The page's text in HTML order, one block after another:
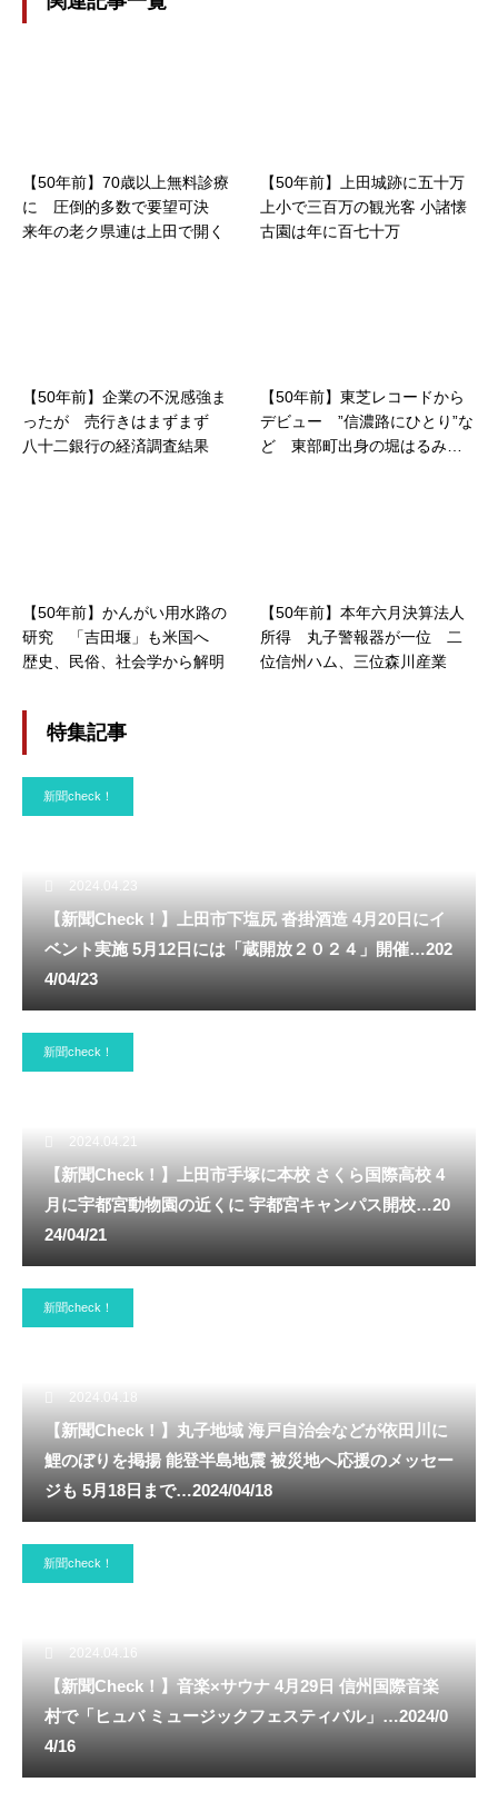
【50年前】70歳以上無料診療
に 圧倒的多数で要望可決
来年の老ク県連は上田で開く
【50年前】上田城跡に五十万
上小で三百万の観光客 小諸懐
古園は年に百七十万
【50年前】企業の不況感強ま
ったが 売行きはまずまず
八十二銀行の経済調査結果
【50年前】東芝レコードから
デビュー ”信濃路にひとり”な
ど 東部町出身の堀はるみさ
【50年前】かんがい用水路の
研究 「吉田堰」も米国へ
歴史、民俗、社会学から解明
【50年前】本年六月決算法人
所得 丸子警報器が一位 二
位信州ハム、三位森川産業
特集記事
新聞check！
2024.04.23
【新聞Check！】上田市下塩尻 沓掛酒造 4月20日にイ
ベント実施 5月12日には「蔵開放２０２４」開催…202
4/04/23
新聞check！
2024.04.21
【新聞Check！】上田市手塚に本校 さくら国際高校 4
月に宇都宮動物園の近くに 宇都宮キャンパス開校…20
24/04/21
新聞check！
2024.04.18
【新聞Check！】丸子地域 海戸自治会などが依田川に
鯉のぼりを掲揚 能登半島地震 被災地へ応援のメッセー
ジも 5月18日まで…2024/04/18
新聞check！
2024.04.16
【新聞Check！】音楽×サウナ 4月29日 信州国際音楽
村で「ヒュバ ミュージックフェスティバル」…2024/0
4/16